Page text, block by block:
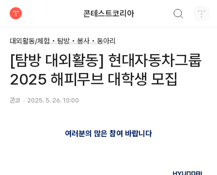
콘테스트코리아
대외활동/체험 • 탐방 • 봉사 • 동아리
[탐방 대외활동] 현대자동차그룹
2025 해피무브 대학생 모집
콘코 2025. 5. 26. 10:00
여러분의 많은 참여 바랍니다